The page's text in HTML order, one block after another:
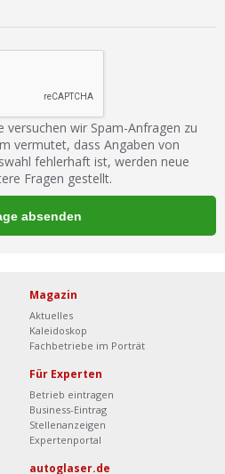
wir Spam-Anfragen zu
vermutet, dass Angaben von
fehlerhaft ist, werden neue
Fragen gestellt.
Magazin
Aktuelles
Kaleidoskop
Fachbetriebe im Porträt
Für Experten
Betrieb eintragen
Business-Eintrag
Stellenanzeigen
Expertenportal
autoglaser.de